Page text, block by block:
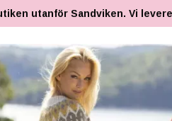
utanför Sandviken. Vi